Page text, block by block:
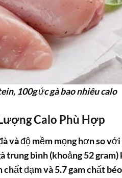
100g ức gà bao nhiêu calo
Calo Phù Hợp
và độ mềm mọng hơn so
bình (khoảng 52
chất đạm và 5.7 gam chất